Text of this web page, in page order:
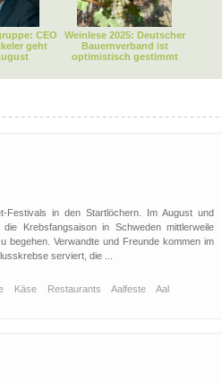
CEO
geht
Weinlese 2025: Deutscher
Bauernverband ist
optimistisch gestimmt
Festivals in den Startlöchern. Im August und
Krebsfangsaison in Schweden mittlerweile
begehen. Verwandte und Freunde kommen im
serviert, die ...
Käse Restaurants Aalfeste
Aal